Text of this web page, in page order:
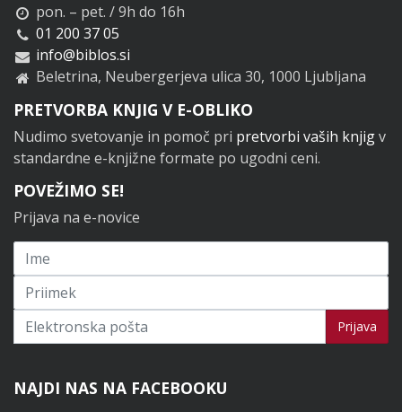
pon. – pet. / 9h do 16h
01 200 37 05
info@biblos.si
Beletrina, Neubergerjeva ulica 30, 1000 Ljubljana
PRETVORBA KNJIG V E-OBLIKO
Nudimo svetovanje in pomoč pri pretvorbi vaših knjigv
standardne e-knjižne formate po ugodni ceni.
POVEŽIMO SE!
Prijava na e-novice
Prijavi se na novice Prijava
NAJDI NAS NA FACEBOOKU